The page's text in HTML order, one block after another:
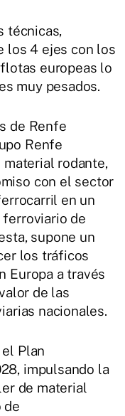
técnicas,
los 4 ejes con los
europeas lo
muy pesados.
de Renfe
Renfe
rodante,
con el sector
en un
de
supone un
los tráficos
Europa a través
de las
nacionales.
Plan
impulsando la
de material
de